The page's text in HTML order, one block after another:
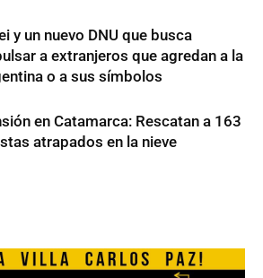
y un nuevo DNU que busca
a extranjeros que agredan a la
o a sus símbolos
en Catamarca: Rescatan a 163
atrapados en la nieve